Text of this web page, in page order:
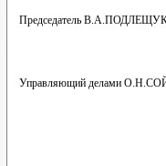
Председатель
Управляющий делами